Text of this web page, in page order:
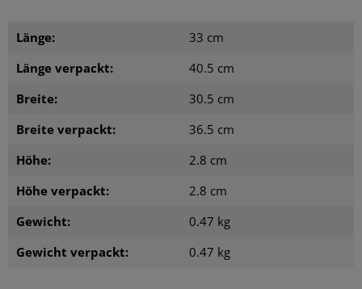
Länge:
33 cm
Länge verpackt:
40.5 cm
Breite:
30.5 cm
Breite verpackt:
36.5 cm
Höhe:
2.8 cm
Höhe verpackt:
2.8 cm
Gewicht:
0.47 kg
Gewicht verpackt:
0.47 kg